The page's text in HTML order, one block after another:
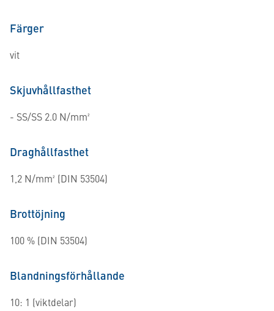
Färger
vit
Skjuvhållfasthet
- SS/SS 2.0 N/mm²
Draghållfasthet
1,2 N/mm² (DIN 53504)
Brottöjning
100 % (DIN 53504)
Blandningsförhållande
10: 1 (viktdelar)